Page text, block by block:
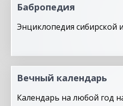
Бабропедия
Энциклопедия сибирской
Вечный календарь
Календарь на любой год